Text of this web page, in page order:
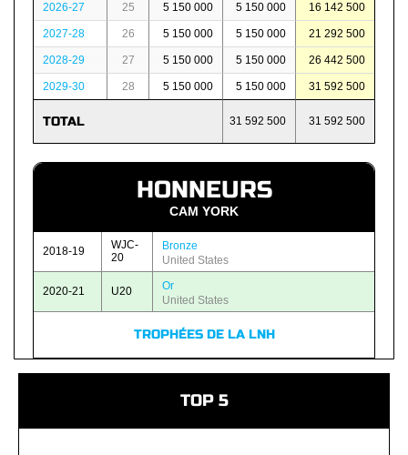
2026-27 25 5 150 000 5 150 000 16 142 500
2027-28 26 5 150 000 5 150 000 21 292 500
2028-29 27 5 150 000 5 150 000 26 442 500
2029-30 28 5 150 000 5 150 000 31 592 500
TOTAL 31 592 500 31 592 500
HONNEURS
CAM YORK
2018-19
WJC-
20
Bronze
United States
2020-21 U20
Or
United States
TROPHÉES DE LA LNH
TOP 5